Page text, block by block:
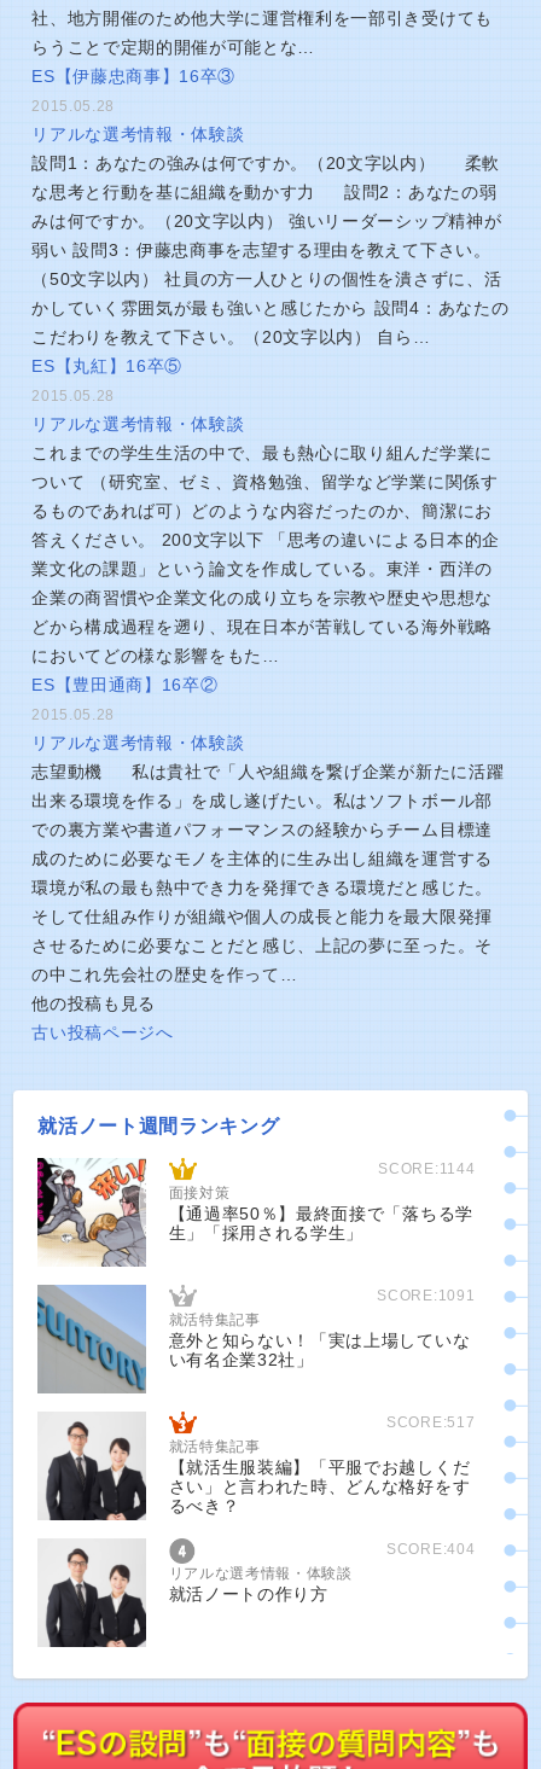
社、地方開催のため他大学に運営権利を一部引き受けても
らうことで定期的開催が可能とな…
ES【伊藤忠商事】16卒③
2015.05.28
リアルな選考情報・体験談
設問1：あなたの強みは何ですか。（20文字以内） 柔軟
な思考と行動を基に組織を動かす力 設問2：あなたの弱
みは何ですか。（20文字以内） 強いリーダーシップ精神が
弱い 設問3：伊藤忠商事を志望する理由を教えて下さい。
（50文字以内） 社員の方一人ひとりの個性を潰さずに、活
かしていく雰囲気が最も強いと感じたから 設問4：あなたの
こだわりを教えて下さい。（20文字以内） 自ら…
ES【丸紅】16卒⑤
2015.05.28
リアルな選考情報・体験談
これまでの学生生活の中で、最も熱心に取り組んだ学業に
ついて （研究室、ゼミ、資格勉強、留学など学業に関係す
るものであれば可）どのような内容だったのか、簡潔にお
答えください。 200文字以下 「思考の違いによる日本的企
業文化の課題」という論文を作成している。東洋・西洋の
企業の商習慣や企業文化の成り立ちを宗教や歴史や思想な
どから構成過程を遡り、現在日本が苦戦している海外戦略
においてどの様な影響をもた…
ES【豊田通商】16卒②
2015.05.28
リアルな選考情報・体験談
志望動機 私は貴社で「人や組織を繋げ企業が新たに活躍
出来る環境を作る」を成し遂げたい。私はソフトボール部
での裏方業や書道パフォーマンスの経験からチーム目標達
成のために必要なモノを主体的に生み出し組織を運営する
環境が私の最も熱中でき力を発揮できる環境だと感じた。
そして仕組み作りが組織や個人の成長と能力を最大限発揮
させるために必要なことだと感じ、上記の夢に至った。そ
の中これ先会社の歴史を作って…
他の投稿も見る
古い投稿ページへ
就活ノート週間ランキング
SCORE:1144
面接対策
【通過率50％】最終面接で「落ちる学
生」「採用される学生」
SCORE:1091
就活特集記事
意外と知らない！「実は上場していな
い有名企業32社」
SCORE:517
就活特集記事
【就活生服装編】「平服でお越しくだ
さい」と言われた時、どんな格好をす
るべき？
SCORE:404
リアルな選考情報・体験談
就活ノートの作り方